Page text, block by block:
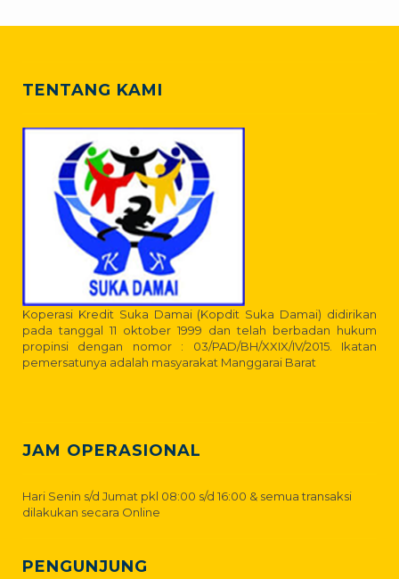
TENTANG KAMI
Koperasi Kredit Suka Damai (Kopdit Suka Damai) didirikan
pada tanggal 11 oktober 1999 dan telah berbadan hukum
propinsi dengan nomor : 03/PAD/BH/XXIX/IV/2015. Ikatan
pemersatunya adalah masyarakat Manggarai Barat
JAM OPERASIONAL
Hari Senin s/d Jumat pkl 08:00 s/d 16:00 & semua transaksi
dilakukan secara Online
PENGUNJUNG